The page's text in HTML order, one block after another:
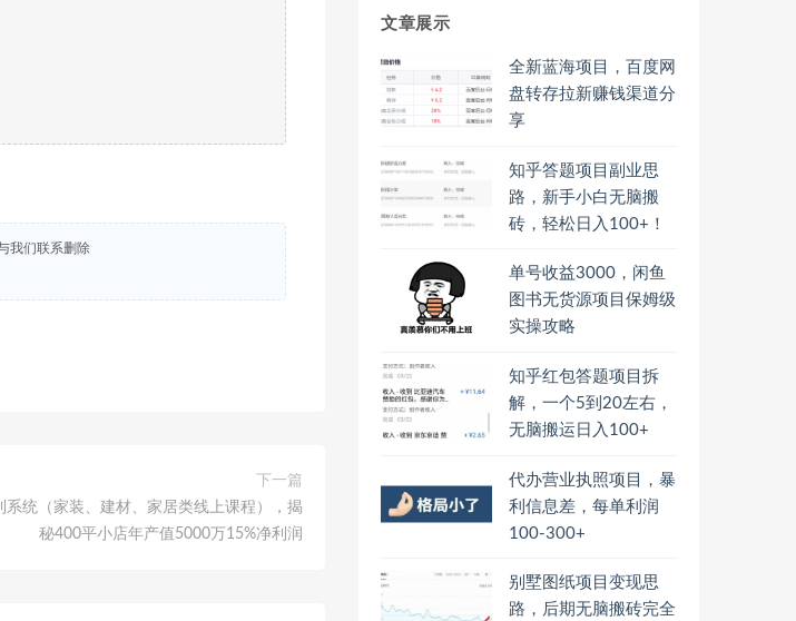
我们联系删除
下一篇
系统（家装、建材、家居类线上课程），揭
秘400平小店年产值5000万15%净利润
文章展示
全新蓝海项目，百度网
盘转存拉新赚钱渠道分
享
知乎答题项目副业思
路，新手小白无脑搬
砖，轻松日入100+！
单号收益3000，闲鱼
图书无货源项目保姆级
实操攻略
知乎红包答题项目拆
解，一个5到20左右，
无脑搬运日入100+
代办营业执照项目，暴
利信息差，每单利润
100-300+
别墅图纸项目变现思
路，后期无脑搬砖完全